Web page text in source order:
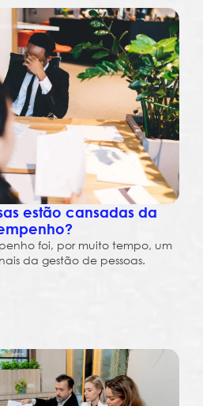
estão cansadas da
foi, por muito tempo, um
da gestão de pessoas.